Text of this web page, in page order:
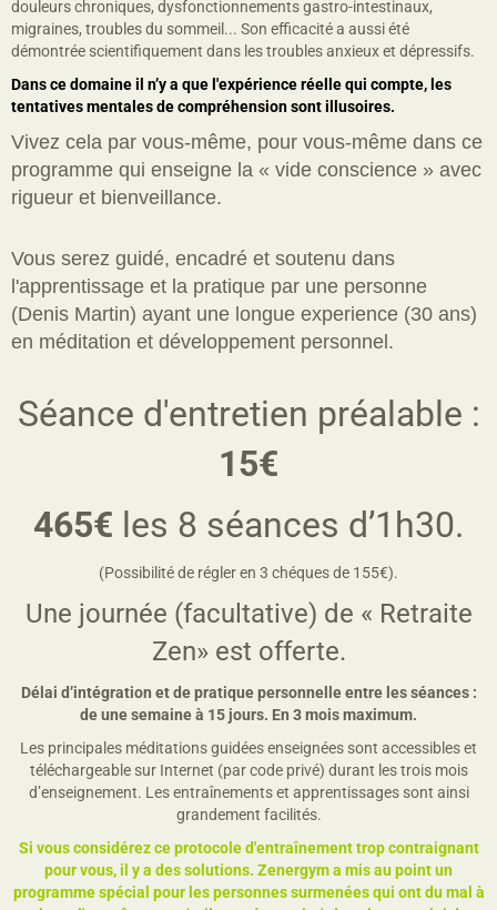
douleurs chroniques, dysfonctionnements gastro-intestinaux,
migraines, troubles du sommeil... Son efficacité a aussi été
démontrée scientifiquement dans les troubles anxieux et dépressifs.
Dans ce domaine il n’y a que l'expérience réelle qui compte, les
tentatives mentales de compréhension sont illusoires.
Vivez cela par vous-même, pour vous-même dans ce
programme qui enseigne la « vide conscience » avec
rigueur et bienveillance.
Vous serez guidé, encadré et soutenu dans
l'apprentissage et la pratique par une personne
(Denis Martin) ayant une longue experience (30 ans)
en méditation et développement personnel.
Séance d'entretien préalable :
15€
465€ les 8 séances d’1h30.
(Possibilité de régler en 3 chéques de 155€).
Une journée (facultative) de « Retraite
Zen» est offerte.
Délai d’intégration et de pratique personnelle entre les séances :
de une semaine à 15 jours. En 3 mois maximum.
Les principales méditations guidées enseignées sont accessibles et
téléchargeable sur Internet (par code privé) durant les trois mois
d’enseignement. Les entraînements et apprentissages sont ainsi
grandement facilités.
Si vous considérez ce protocole d'entraînement trop contraignant
pour vous, il y a des solutions. Zenergym a mis au point un
programme spécial pour les personnes surmenées qui ont du mal à